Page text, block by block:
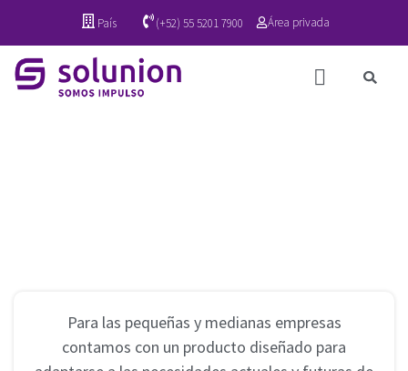
País (+52) 55 5201 7900 Área privada
Para las pequeñas y medianas empresas
contamos con un producto diseñado para